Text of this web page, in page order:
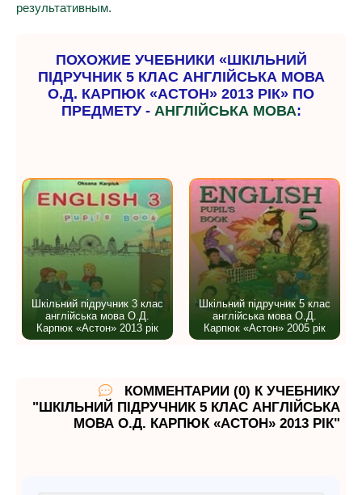
результативным.
ПОХОЖИЕ УЧЕБНИКИ «ШКІЛЬНИЙ
ПІДРУЧНИК 5 КЛАС АНГЛІЙСЬКА МОВА
О.Д. КАРПЮК «АСТОН» 2013 РІК» ПО
ПРЕДМЕТУ - АНГЛІЙСЬКА МОВА:
Шкільний підручник 3 клас
англійська мова О.Д.
Карпюк «Астон» 2013 рік
Шкільний підручник 5 клас
англійська мова О.Д.
Карпюк «Астон» 2005 рік
КОММЕНТАРИИ (0) К УЧЕБНИКУ
"ШКІЛЬНИЙ ПІДРУЧНИК 5 КЛАС АНГЛІЙСЬКА
МОВА О.Д. КАРПЮК «АСТОН» 2013 РІК"